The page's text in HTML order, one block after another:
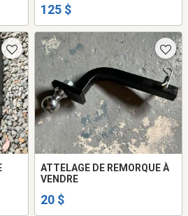
125 $
ATTELAGE DE REMORQUE À
VENDRE
20 $